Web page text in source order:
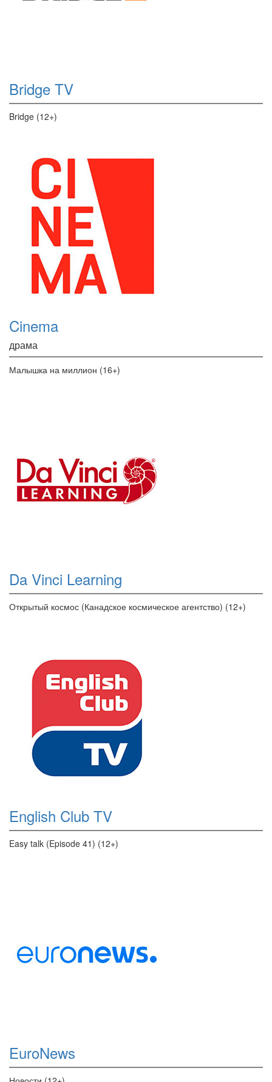
Bridge TV
Bridge (12+)
Cinema
драма
Малышка на миллион (16+)
Da Vinci Learning
Открытый космос (Канадское космическое агентство) (12+)
English Club TV
Easy talk (Episode 41) (12+)
EuroNews